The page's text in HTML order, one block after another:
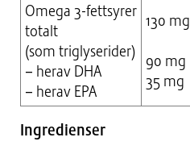
Omega 3-fettsyrer
totalt
(som triglyserider)
– herav DHA
– herav EPA
130 mg
90 mg
35 mg
Ingredienser